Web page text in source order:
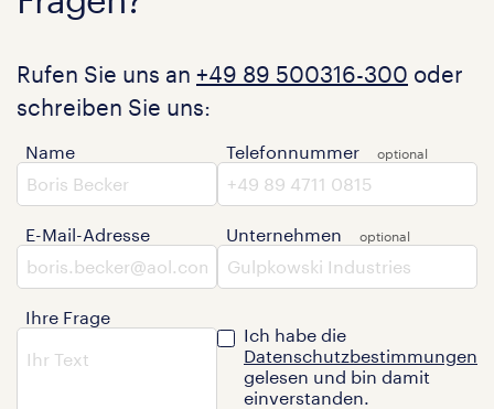
Rufen Sie uns an +49 89 500316-300 oder
schreiben Sie uns:
Name
E-Mail-Adresse
Ihre Frage
Telefonnummer
Unternehmen
Ich habe die
Datenschutzbestimmungen
gelesen und bin damit
einverstanden.